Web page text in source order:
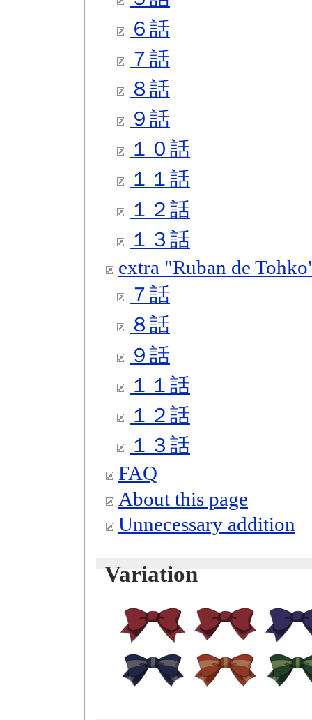
６話
７話
８話
９話
１０話
１１話
１２話
１３話
extra "Ruban de
７話
８話
９話
１１話
１２話
１３話
FAQ
About this page
Unnecessary addition
Variation